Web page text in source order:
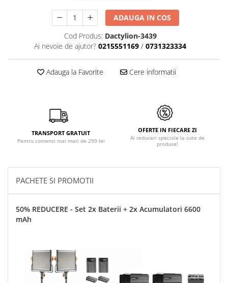
ADAUGA IN COS
Cod Produs: Dactylion-3439
Ai nevoie de ajutor? 0215551169 / 0731323334
Adauga la Favorite Cere informatii
TRANSPORT GRATUIT
Pentru comenzi mai mari de 299 lei
OFERTE IN FIECARE ZI
Ai reduceri speciale la sute de
produse!
PACHETE SI PROMOTII
50% REDUCERE - Set 2x Baterii + 2x Acumulatori 6600
mAh